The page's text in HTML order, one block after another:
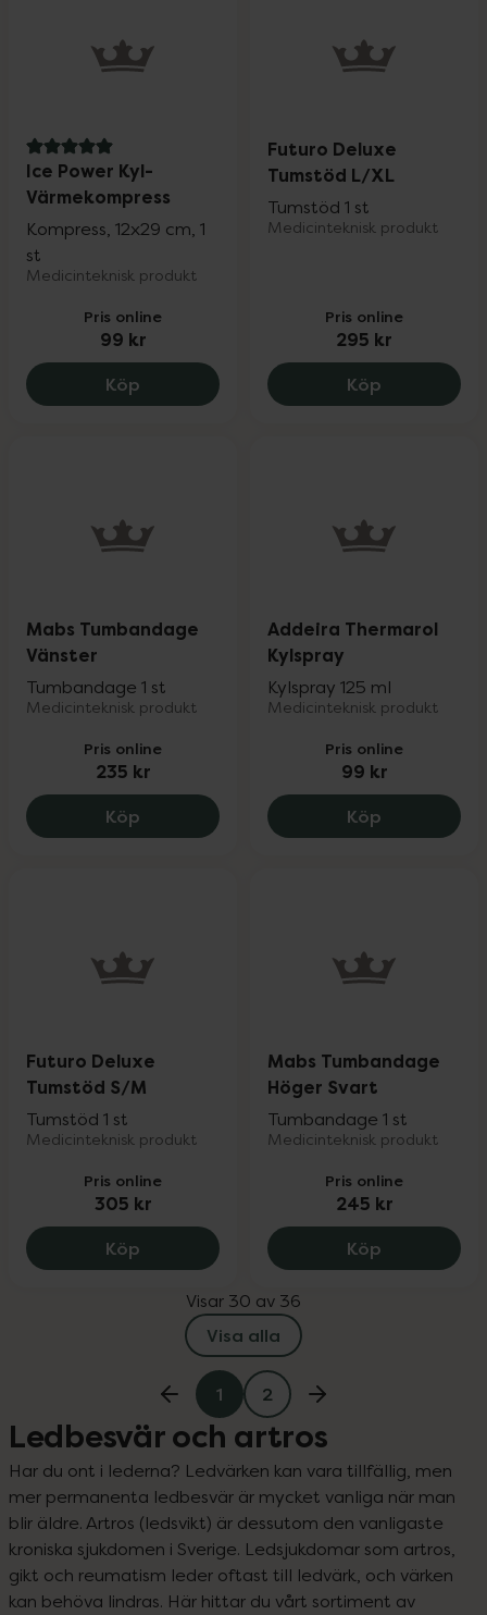
5 av 5 i omdöme
Ice Power Kyl-
Värmekompress
Kompress, 12x29 cm, 1
st
Medicinteknisk produkt
Pris online
99 kr
Köp Ice Power Kyl- Värmekompress, 99 kr.
Futuro Deluxe
Tumstöd L/XL
Tumstöd 1 st
Medicinteknisk produkt
Pris online
295 kr
Köp Futuro
Mabs Tumbandage
Vänster
Tumbandage 1 st
Medicinteknisk produkt
Pris online
235 kr
Köp Mabs Tumbandage Vänster, 235 kr.
Addeira Thermarol
Kylspray
Kylspray 125 ml
Medicinteknisk produkt
Pris online
99 kr
Köp Addeira
Futuro Deluxe
Tumstöd S/M
Tumstöd 1 st
Medicinteknisk produkt
Pris online
305 kr
Köp Futuro Deluxe Tumstöd S/M, 305 kr.
Mabs Tumbandage
Höger Svart
Tumbandage 1 st
Medicinteknisk produkt
Pris online
245 kr
Köp Mabs
Visar 30 av 36
Visa alla
1 2
Ledbesvär och artros
Har du ont i lederna? Ledvärken kan vara tillfällig, men
mer permanenta ledbesvär är mycket vanliga när man
blir äldre. Artros (ledsvikt) är dessutom den vanligaste
kroniska sjukdomen i Sverige. Ledsjukdomar som artros,
gikt och reumatism leder oftast till ledvärk, och värken
kan behöva lindras. Här hittar du vårt sortiment av